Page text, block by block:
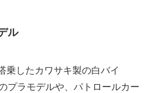
ル
乗したカワサキ製の白バイ
プラモデルや、パトロールカー